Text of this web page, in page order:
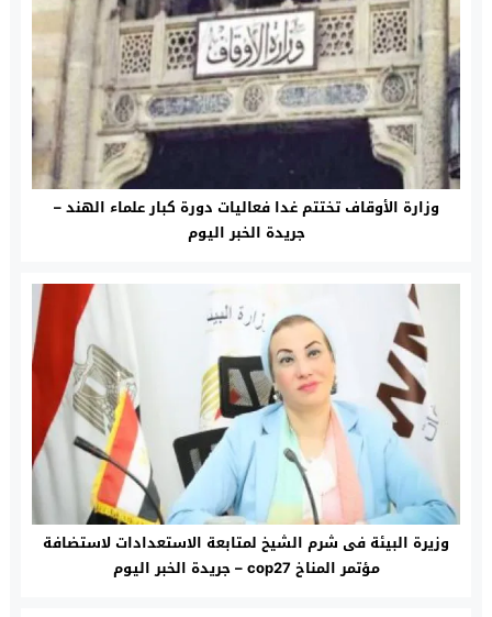
وزارة الأوقاف تختتم غدا فعاليات دورة كبار علماء الهند –
جريدة الخبر اليوم
وزيرة البيئة فى شرم الشيخ لمتابعة الاستعدادات لاستضافة
مؤتمر المناخ cop27 – جريدة الخبر اليوم